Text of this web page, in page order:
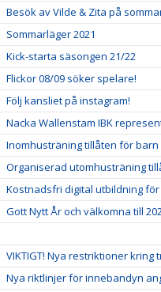
Besök av Vilde & Zita på
Sommarläger 2021
Kick-starta säsongen 21/22
Flickor 08/09 söker spelare!
Följ kansliet på instagram!
Nacka Wallenstam IBK
Inomhusträning tillåten för barn
Organiserad utomhusträning
Kostnadsfri digital utbildning
Gott Nytt År och välkomna till
VIKTIGT! Nya restriktioner kring
Nya riktlinjer för innebandyn